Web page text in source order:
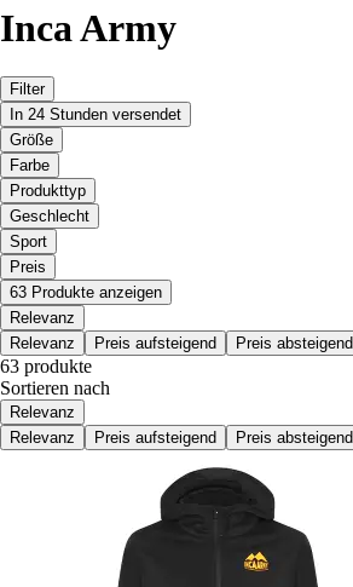
Inca Army
Filter
In 24 Stunden versendet
Größe
Farbe
Produkttyp
Geschlecht
Sport
Preis
63 Produkte anzeigen
Relevanz
Relevanz
Preis aufsteigend Preis absteigend
63 produkte
Sortieren nach
Relevanz
Relevanz
Preis aufsteigend Preis absteigend